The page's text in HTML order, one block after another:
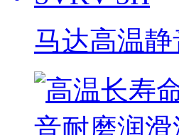
马达高温